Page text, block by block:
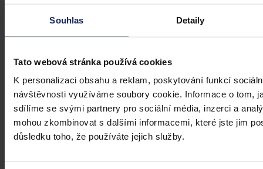
Souhlas Detaily
Tato webová stránka používá cookies
K personalizaci obsahu a reklam, poskytování funkcí
návštěvnosti využíváme soubory cookie. Informace o tom,
sdílíme se svými partnery pro sociální média, inzerci a
mohou zkombinovat s dalšími informacemi, které jste jim
důsledku toho, že používáte jejich služby.
Články